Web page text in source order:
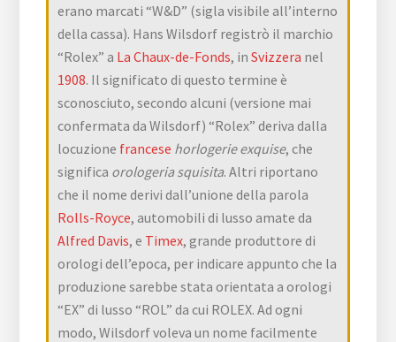
erano marcati “W&D” (sigla visibile all’interno
della cassa). Hans Wilsdorf registrò il marchio
“Rolex” a La Chaux-de-Fonds, inSvizzera nel
1908. Il significato di questo termine è
sconosciuto, secondo alcuni (versione mai
confermata da Wilsdorf) “Rolex” deriva dalla
locuzione francese horlogerie exquise, che
significa orologeria squisita. Altri riportano
che il nome derivi dall’unione della parola
Rolls-Royce, automobili di lusso amate da
Alfred Davis, e Timex, grande produttore di
orologi dell’epoca, per indicare appunto che la
produzione sarebbe stata orientata a orologi
“EX” di lusso “ROL” da cui ROLEX. Ad ogni
modo, Wilsdorf voleva un nome facilmente